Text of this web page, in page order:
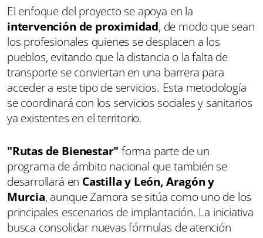
El enfoque del proyecto se apoya en la
intervención de proximidad, de modo que sean
los profesionales quienes se desplacen a los
pueblos, evitando que la distancia o la falta de
transporte se conviertan en una barrera para
acceder a este tipo de servicios. Esta metodología
se coordinará con los servicios sociales y sanitarios
ya existentes en el territorio.
"Rutas de Bienestar" forma parte de un
programa de ámbito nacional que también se
desarrollará en Castilla y León, Aragón y
Murcia, aunque Zamora se sitúa como uno de los
principales escenarios de implantación. La iniciativa
busca consolidar nuevas fórmulas de atención